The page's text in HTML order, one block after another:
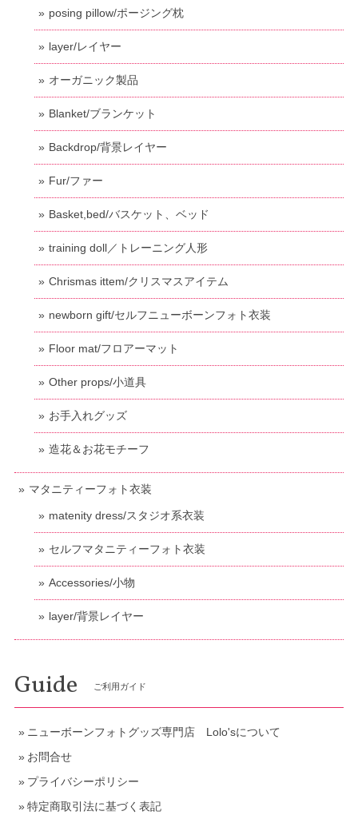
posing pillow/ポージング枕
layer/レイヤー
オーガニック製品
Blanket/ブランケット
Backdrop/背景レイヤー
Fur/ファー
Basket,bed/バスケット、ベッド
training doll／トレーニング人形
Chrismas ittem/クリスマスアイテム
newborn gift/セルフニューボーンフォト衣装
Floor mat/フロアーマット
Other props/小道具
お手入れグッズ
造花＆お花モチーフ
マタニティーフォト衣装
matenity dress/スタジオ系衣装
セルフマタニティーフォト衣装
Accessories/小物
layer/背景レイヤー
Guide ご利用ガイド
ニューボーンフォトグッズ専門店 Lolo'sについて
お問合せ
プライバシーポリシー
特定商取引法に基づく表記